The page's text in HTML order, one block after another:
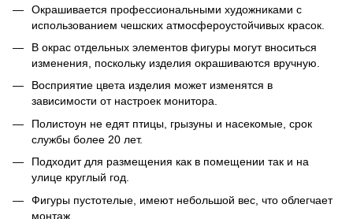
Окрашивается профессиональными художниками с
использованием чешских атмосфероустойчивых красок.
В окрас отдельных элементов фигуры могут вноситься
изменения, поскольку изделия окрашиваются вручную.
Восприятие цвета изделия может изменятся в
зависимости от настроек монитора.
Полистоун не едят птицы, грызуны и насекомые, срок
службы более 20 лет.
Подходит для размещения как в помещении так и на
улице круглый год.
Фигуры пустотелые, имеют небольшой вес, что облегчает
монтаж.